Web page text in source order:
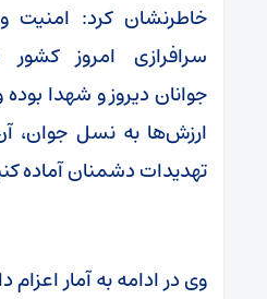
خاطرنشان کرد: امنیت
سرافرازی امروز
جوانان دیروز و شهدا بوده
ارزش‌ها به نسل جوان،
تهدیدات دشمنان آماده
وی در ادامه به آمار